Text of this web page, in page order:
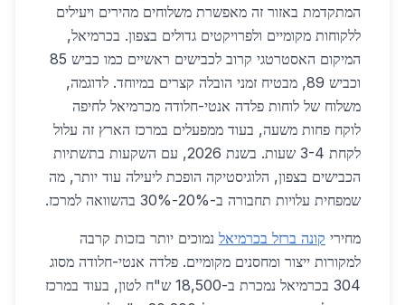
המתקדמת באזור זה מאפשרת משלוחים מהירים ויעילים
ללקוחות מקומיים ולפרויקטים גדולים בצפון. בכרמיאל,
המיקום האסטרטגי קרוב לכבישים ראשיים כמו כביש 85
וכביש 89, מבטיח זמני הובלה קצרים במיוחד. לדוגמה,
משלוח של לוחות פלדה אנטי-חלודה מכרמיאל לחיפה
לוקח פחות משעה, בעוד ממפעלים במרכז הארץ זה עלול
לקחת 3-4 שעות. בשנת 2026, עם השקעות בתשתיות
הכבישים בצפון, הלוגיסטיקה הופכת ליעילה עוד יותר, מה
שמפחית עלויות תחבורה ב-20%-30% בהשוואה למרכז.
מחירי קונה ברזל בכרמיאל נמוכים יותר בזכות קרבה
למקורות ייצור ומחסנים מקומיים. פלדה אנטי-חלודה מסוג
304 בכרמיאל נמכרת ב-18,500 ש"ח לטון, בעוד במרכז